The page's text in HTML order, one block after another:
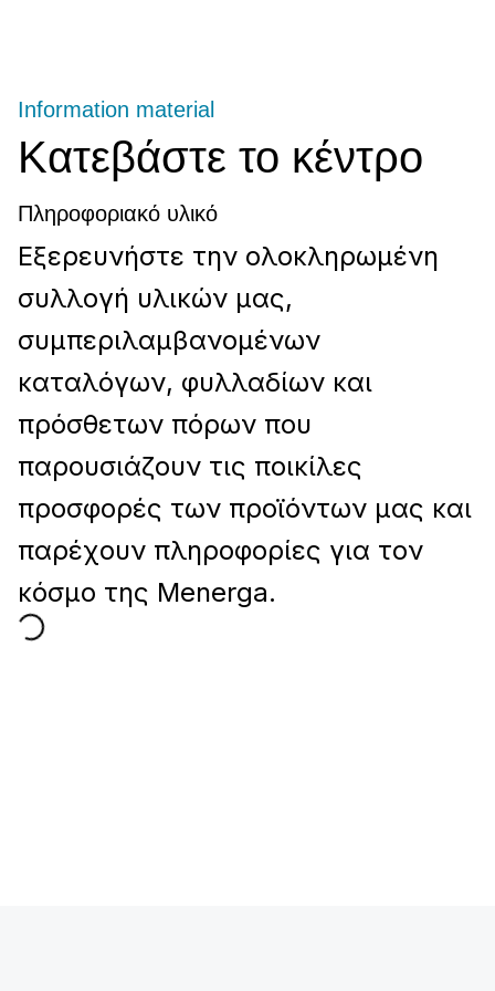
Κατεβάστε το κέντρο
Πληροφοριακό υλικό
Information material
Εξερευνήστε την ολοκληρωμένη
συλλογή υλικών μας,
συμπεριλαμβανομένων
καταλόγων, φυλλαδίων και
πρόσθετων πόρων που
παρουσιάζουν τις ποικίλες
προσφορές των προϊόντων μας και
παρέχουν πληροφορίες για τον
κόσμο της Menerga.